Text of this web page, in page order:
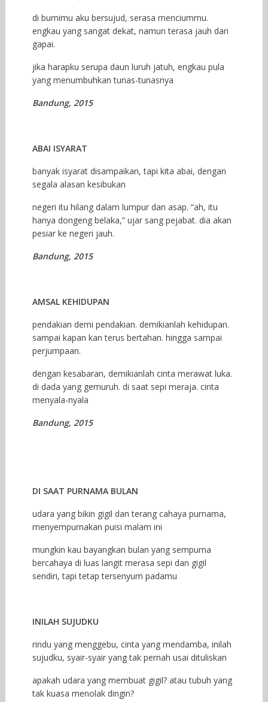
di bumimu aku bersujud, serasa menciummu.
engkau yang sangat dekat, namun terasa jauh dari
gapai.
jika harapku serupa daun luruh jatuh, engkau pula
yang menumbuhkan tunas-tunasnya
Bandung, 2015
ABAI ISYARAT
banyak isyarat disampaikan, tapi kita abai, dengan
segala alasan kesibukan
negeri itu hilang dalam lumpur dan asap. “ah, itu
hanya dongeng belaka,” ujar sang pejabat. dia akan
pesiar ke negeri jauh.
Bandung, 2015
AMSAL KEHIDUPAN
pendakian demi pendakian. demikianlah kehidupan.
sampai kapan kan terus bertahan. hingga sampai
perjumpaan.
dengan kesabaran, demikianlah cinta merawat luka.
di dada yang gemuruh. di saat sepi meraja. cinta
menyala-nyala
Bandung, 2015
DI SAAT PURNAMA BULAN
udara yang bikin gigil dan terang cahaya purnama,
menyempurnakan puisi malam ini
mungkin kau bayangkan bulan yang sempurna
bercahaya di luas langit merasa sepi dan gigil
sendiri, tapi tetap tersenyum padamu
INILAH SUJUDKU
rindu yang menggebu, cinta yang mendamba, inilah
sujudku, syair-syair yang tak pernah usai dituliskan
apakah udara yang membuat gigil? atau tubuh yang
tak kuasa menolak dingin?